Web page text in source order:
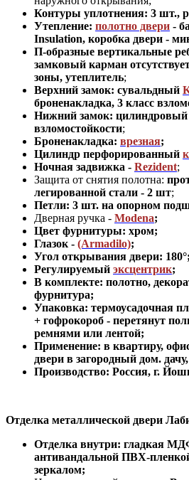
Контуры уплотнения: 3 шт.,
Утепление: полотно двери -
Insulation, коробка двери -
П-образные вертикальные
замковый карман
зоны, утеплитель;
Верхний замок: сувальдный
броненакладка, 3 класс
Нижний замок: цилиндровый
взломостойкости;
Броненакладка: врезная;
Цилиндр перфорированный
Ночная задвижка - Rezident;
Защита от снятия полотна:
легированной стали - 2 шт;
Петли: 3 шт. на опорном
Дверная ручка - Modena;
Цвет фурнитуры: хром;
Глазок - (Armadilo);
Угол открывания двери: 180°;
Регулируемый эксцентрик;
В комплекте: полотно,
фурнитура;
Упаковка: термоусадочная
+ гофрокороб - перетянут
ремнями или лентой;
Применение: в квартиру,
двери в загородный дом.
Производство: Россия, г.
Отделка металлической двери
Отделка внутри: гладкая
антивандальной ПВХ-
зеркалом;